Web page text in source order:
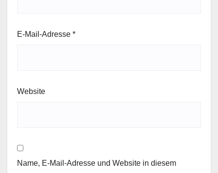
E-Mail-Adresse *
Website
Name, E-Mail-Adresse und Website in diesem